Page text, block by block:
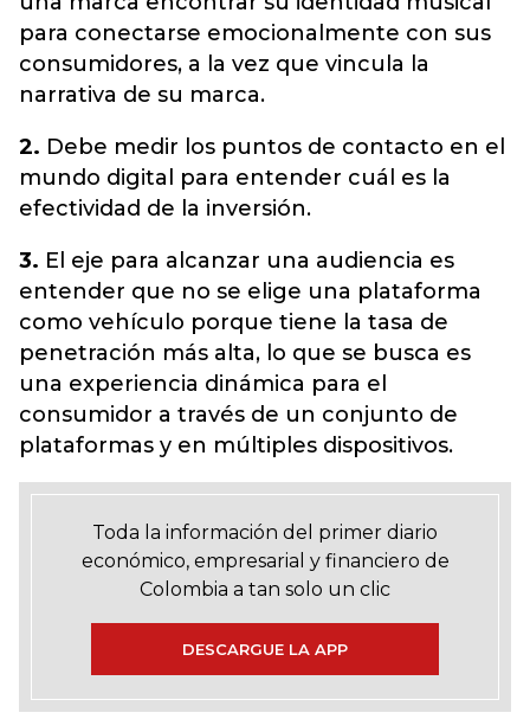
para conectarse emocionalmente con sus
consumidores, a la vez que vincula la
narrativa de su marca.
2. Debe medir los puntos de contacto en el
mundo digital para entender cuál es la
efectividad de la inversión.
3. El eje para alcanzar una audiencia es
entender que no se elige una plataforma
como vehículo porque tiene la tasa de
penetración más alta, lo que se busca es
una experiencia dinámica para el
consumidor a través de un conjunto de
plataformas y en múltiples dispositivos.
Toda la información del primer diario
económico, empresarial y financiero de
Colombia a tan solo un clic
DESCARGUE LA APP